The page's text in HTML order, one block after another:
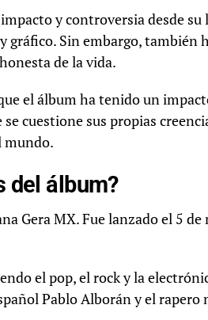
y controversia desde
Sin embargo, también
de la vida.
el álbum ha tenido un
cuestione sus propias
mundo.
del álbum?
Gera MX. Fue lanzado el 5
el pop, el rock y la
Pablo Alborán y el rapero